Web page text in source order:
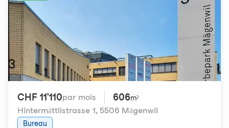
CHF 11'110par mois 606m²
Hintermättlistrasse 1, 5506 Mägenwil
Bureau